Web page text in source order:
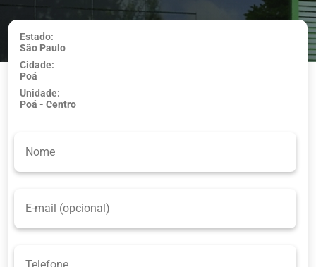
Usar minha
localização
Estado:
São Paulo
Cidade:
Poá
Unidade:
Poá - Centro